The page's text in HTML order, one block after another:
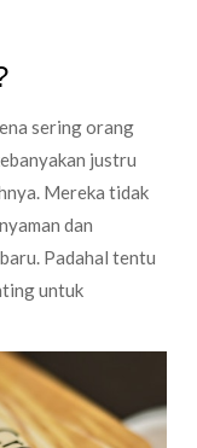
sering orang
justru
Mereka tidak
dan
Padahal tentu
untuk